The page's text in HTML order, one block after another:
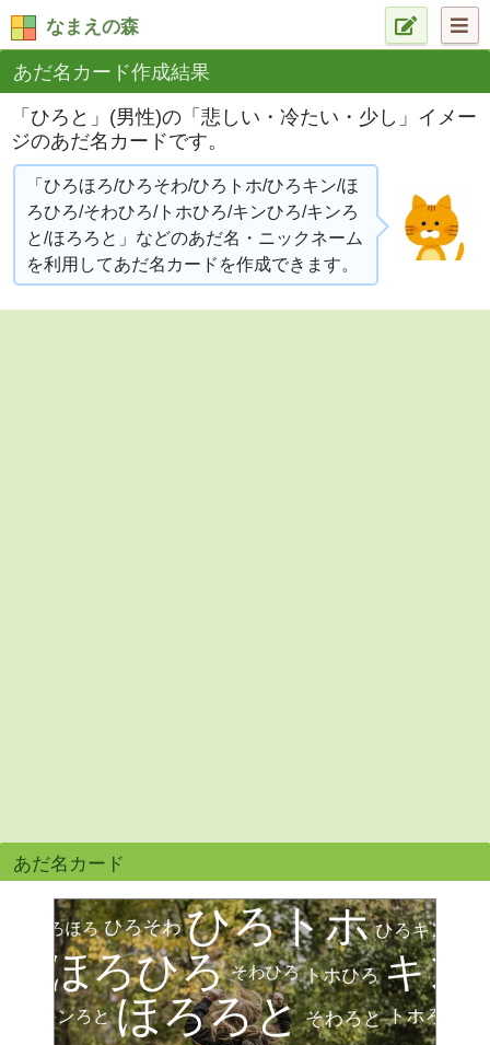
なまえの森
あだ名カード作成結果
「ひろと」(男性)の「悲しい・冷たい・少し」イメー
ジのあだ名カードです。
「ひろほろ/ひろそわ/ひろトホ/ひろキン/ほ
ろひろ/そわひろ/トホひろ/キンひろ/キンろ
と/ほろろと」などのあだ名・ニックネーム
を利用してあだ名カードを作成できます。
あだ名カード